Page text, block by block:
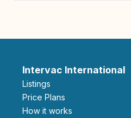
Intervac International
Listings
Price Plans
How it works